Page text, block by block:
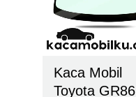
Kaca Mobil
Toyota GR86